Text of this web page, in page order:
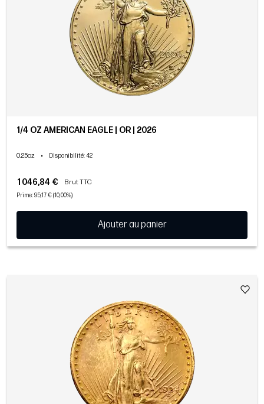
1/4 OZ AMERICAN EAGLE | OR | 2026
0.25oz • Disponibilité: 42
1 046,84 € Brut TTC
Prime: 95,17 € (10,00%)
Ajouter au panier